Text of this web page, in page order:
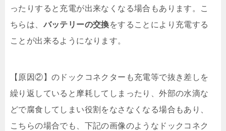
ったりすると充電が出来なくなる場合もあります。こ
ちらは、 バッテリーの交換をすることにより充電する
ことが出来るようになります。
【原因②】のドックコネクターも充電等で抜き差しを
繰り返していると摩耗してしまったり、外部の水滴な
どで腐食してしまい役割をなさなくなる場合もあり、
こちらの場合でも、下記の画像のようなドックコネク